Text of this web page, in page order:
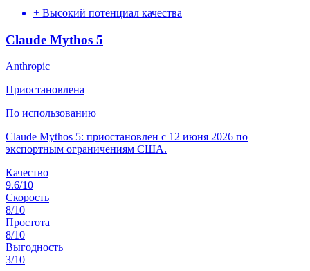
+ Высокий потенциал качества
Claude Mythos 5
Anthropic
Приостановлена
По использованию
Claude Mythos 5: приостановлен с 12 июня 2026 по
экспортным ограничениям США.
Качество
9.6/10
Скорость
8/10
Простота
8/10
Выгодность
3/10